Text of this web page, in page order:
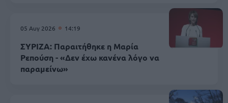
05 Αυγ 2026 14:19
ΣΥΡΙΖΑ: Παραιτήθηκε η Μαρία
Ρεπούση - «Δεν έχω κανένα λόγο να
παραμείνω»